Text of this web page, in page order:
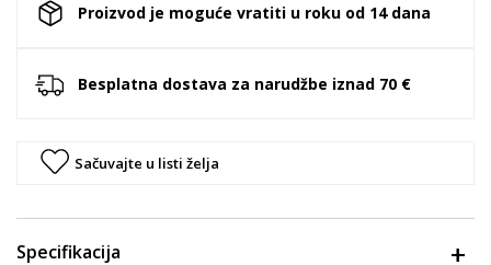
Proizvod je moguće vratiti u roku od 14 dana
Besplatna dostava za narudžbe iznad 70 €
Sačuvajte u listi želja
Specifikacija